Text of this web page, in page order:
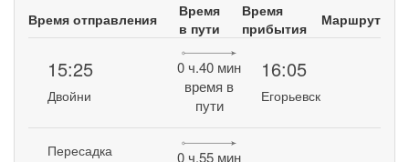
Время отправления
Время
в пути
Время
прибытия
Маршрут
15:25
Двойни
0 ч.40 мин
время в
пути
16:05
Егорьевск
Пересадка
0 ч.55 мин